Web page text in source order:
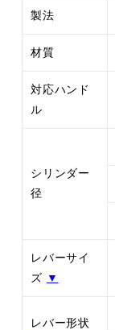
製法
材質
対応ハンド
ル
シリンダー
径
レバーサイ
ズ ▼
レバー形状